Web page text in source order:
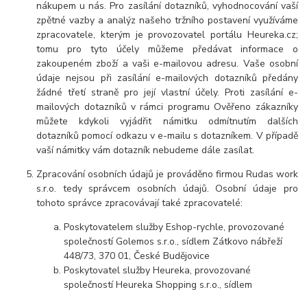
nákupem u nás. Pro zasílání dotazníků, vyhodnocování vaší
zpětné vazby a analýz našeho tržního postavení využíváme
zpracovatele, kterým je provozovatel portálu Heureka.cz;
tomu pro tyto účely můžeme předávat informace o
zakoupeném zboží a vaši e-mailovou adresu. Vaše osobní
údaje nejsou při zasílání e-mailových dotazníků předány
žádné třetí straně pro její vlastní účely. Proti zasílání e-
mailových dotazníků v rámci programu Ověřeno zákazníky
můžete kdykoli vyjádřit námitku odmítnutím dalších
dotazníků pomocí odkazu v e-mailu s dotazníkem. V případě
vaší námitky vám dotazník nebudeme dále zasílat.
Zpracování osobních údajů je prováděno firmou Rudas work
s.r.o. tedy správcem osobních údajů. Osobní údaje pro
tohoto správce zpracovávají také zpracovatelé:
Poskytovatelem služby Eshop-rychle, provozované
společností Golemos s.r.o., sídlem Zátkovo nábřeží
448/73, 370 01, České Budějovice
Poskytovatel služby Heureka, provozované
společností Heureka Shopping s.r.o., sídlem